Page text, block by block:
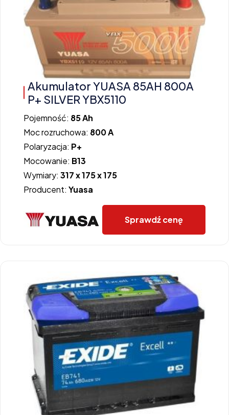
Akumulator YUASA 85AH 800A
P+ SILVER YBX5110
Pojemność: 85 Ah
Moc rozruchowa: 800 A
Polaryzacja: P+
Mocowanie: B13
Wymiary: 317 x 175 x 175
Producent: Yuasa
Sprawdź cenę